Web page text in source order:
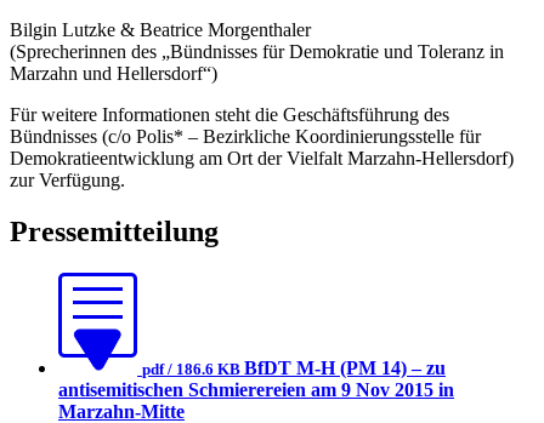
Bilgin Lutzke & Beatrice Morgenthaler
(Sprecherinnen des „Bündnisses für Demokratie und Toleranz in
Marzahn und Hellersdorf“)
Für weitere Informationen steht die Geschäftsführung des
Bündnisses (c/o Polis* – Bezirkliche Koordinierungsstelle für
Demokratieentwicklung am Ort der Vielfalt Marzahn-Hellersdorf)
zur Verfügung.
Pressemitteilung
pdf / 186.6 KB BfDT M-H (PM 14) – zu
antisemitischen Schmierereien am 9 Nov 2015 in
Marzahn-Mitte